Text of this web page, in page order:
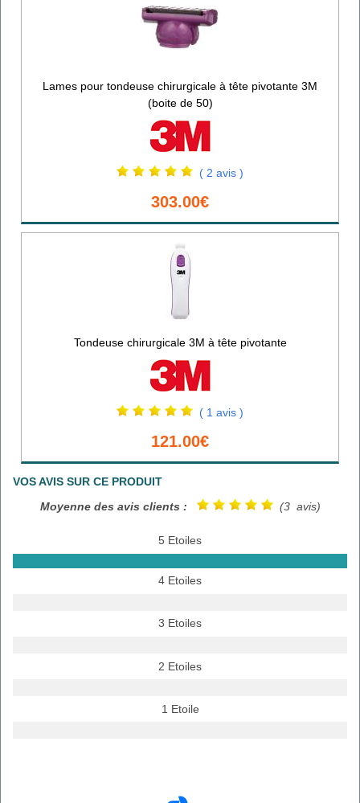
Lames pour tondeuse chirurgicale à tête pivotante 3M
(boite de 50)
( 2 avis )
303.00€
Tondeuse chirurgicale 3M à tête pivotante
( 1 avis )
121.00€
VOS AVIS SUR CE PRODUIT
Moyenne des avis clients :
(3 avis)
5 Etoiles
4 Etoiles
3 Etoiles
2 Etoiles
1 Etoile